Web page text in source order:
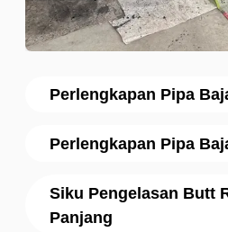
Perlengkapan Pipa
Perlengkapan Pipa
Siku Pengelasan Butt
Panjang